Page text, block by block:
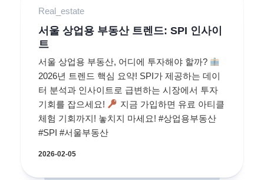
Real_estate
서울 상업용 부동산 트렌드: SPI 인사이
트
서울 상업용 부동산, 어디에 투자해야 할까?
2026년 트렌드 핵심 요약! SPI가 제공하는 데이
터 분석과 인사이트로 급변하는 시장에서 투자
기회를 잡으세요!
지금 가입하면 유료 아티클
체험 기회까지! 놓치지 마세요! #상업용부동산
#SPI #서울부동산
2026-02-05